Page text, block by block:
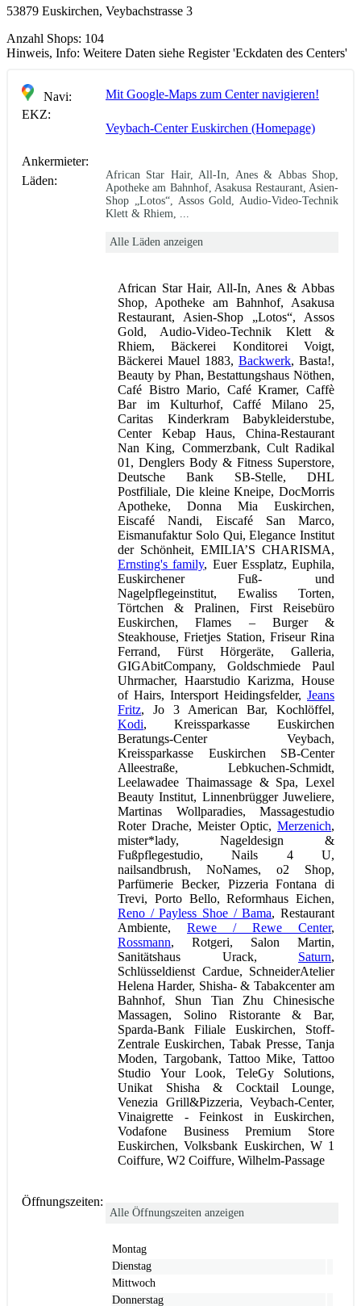
53879 Euskirchen, Veybachstrasse 3
Anzahl Shops: 104
Hinweis, Info: Weitere Daten siehe Register 'Eckdaten des Centers'
Navi:
Mit Google-Maps zum Center navigieren!
EKZ:
Veybach-Center Euskirchen (Homepage)
Ankermieter:
Läden:
African Star Hair, All-In, Anes & Abbas Shop,
Apotheke am Bahnhof, Asakusa Restaurant, Asien-
Shop „Lotos“, Assos Gold, Audio-Video-Technik
Klett & Rhiem, ...
Alle Läden anzeigen
African Star Hair, All-In, Anes & Abbas
Shop, Apotheke am Bahnhof, Asakusa
Restaurant, Asien-Shop „Lotos“, Assos
Gold, Audio-Video-Technik Klett &
Rhiem, Bäckerei Konditorei Voigt,
Bäckerei Mauel 1883, Backwerk, Basta!,
Beauty by Phan, Bestattungshaus Nöthen,
Café Bistro Mario, Café Kramer, Caffè
Bar im Kulturhof, Caffé Milano 25,
Caritas Kinderkram Babykleiderstube,
Center Kebap Haus, China-Restaurant
Nan King, Commerzbank, Cult Radikal
01, Denglers Body & Fitness Superstore,
Deutsche Bank SB-Stelle, DHL
Postfiliale, Die kleine Kneipe, DocMorris
Apotheke, Donna Mia Euskirchen,
Eiscafé Nandi, Eiscafé San Marco,
Eismanufaktur Solo Qui, Elegance Institut
der Schönheit, EMILIA’S CHARISMA,
Ernsting's family, Euer Essplatz, Euphila,
Euskirchener Fuß- und
Nagelpflegeinstitut, Ewaliss Torten,
Törtchen & Pralinen, First Reisebüro
Euskirchen, Flames – Burger &
Steakhouse, Frietjes Station, Friseur Rina
Ferrand, Fürst Hörgeräte, Galleria,
GIGAbitCompany, Goldschmiede Paul
Uhrmacher, Haarstudio Karizma, House
of Hairs, Intersport Heidingsfelder, Jeans
Fritz, Jo 3 American Bar, Kochlöffel,
Kodi, Kreissparkasse Euskirchen
Beratungs-Center Veybach,
Kreissparkasse Euskirchen SB-Center
Alleestraße, Lebkuchen-Schmidt,
Leelawadee Thaimassage & Spa, Lexel
Beauty Institut, Linnenbrügger Juweliere,
Martinas Wollparadies, Massagestudio
Roter Drache, Meister Optic, Merzenich,
mister*lady, Nageldesign &
Fußpflegestudio, Nails 4 U,
nailsandbrush, NoNames, o2 Shop,
Parfümerie Becker, Pizzeria Fontana di
Trevi, Porto Bello, Reformhaus Eichen,
Reno / Payless Shoe / Bama, Restaurant
Ambiente, Rewe / Rewe Center,
Rossmann, Rotgeri, Salon Martin,
Sanitätshaus Urack, Saturn,
Schlüsseldienst Cardue, SchneiderAtelier
Helena Harder, Shisha- & Tabakcenter am
Bahnhof, Shun Tian Zhu Chinesische
Massagen, Solino Ristorante & Bar,
Sparda-Bank Filiale Euskirchen, Stoff-
Zentrale Euskirchen, Tabak Presse, Tanja
Moden, Targobank, Tattoo Mike, Tattoo
Studio Your Look, TeleGy Solutions,
Unikat Shisha & Cocktail Lounge,
Venezia Grill&Pizzeria, Veybach-Center,
Vinaigrette - Feinkost in Euskirchen,
Vodafone Business Premium Store
Euskirchen, Volksbank Euskirchen, W 1
Coiffure, W2 Coiffure, Wilhelm-Passage
Öffnungszeiten:
Alle Öffnungszeiten anzeigen
Montag
Dienstag
Mittwoch
Donnerstag